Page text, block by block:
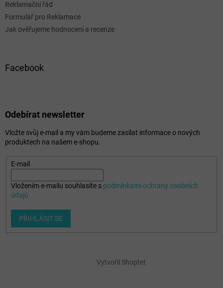
Reklamační řád
Formulář pro Reklamace
Jak ověřujeme hodnocení a recenze
Facebook
Odebírat newsletter
Vložte svůj e-mail a my vám budeme zasílat informace o nových
produktech na našem e-shopu.
E-mail
Vložením e-mailu souhlasíte s podmínkami ochrany osobních
údajů
PŘIHLÁSIT SE
Vytvořil Shoptet